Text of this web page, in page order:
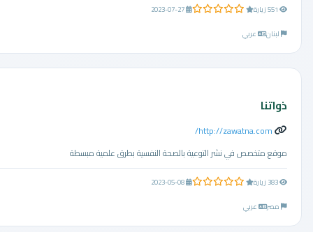
0.0 من 5 نجوم
2023-07-27
لبنان
عربي
ذواتنا
http://zawatna.com/
موقع متخصص في نشر التوعية بالصحة النفسية بطرق علمية مبسطة
0.0 من 5 نجوم
2023-05-08
مصر
عربي